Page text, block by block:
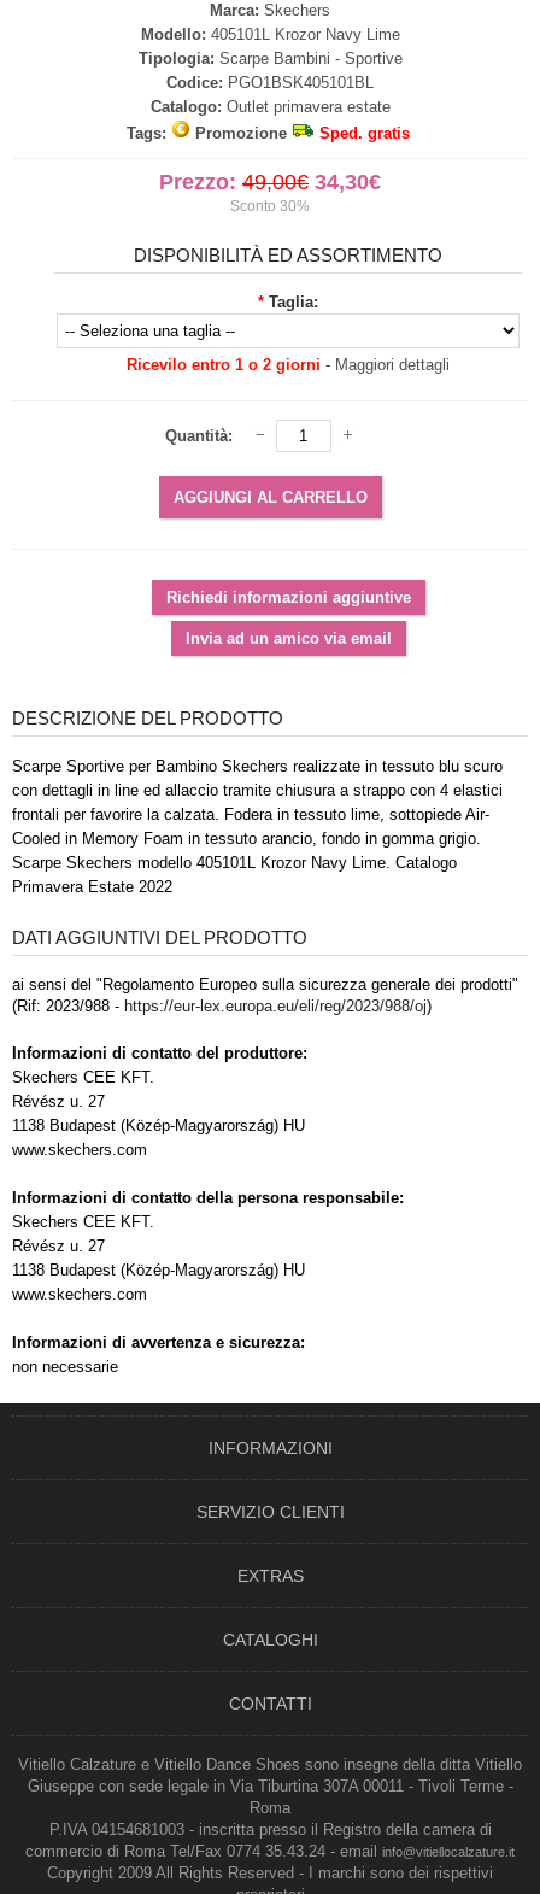
Marca: Skechers
Modello: 405101L Krozor Navy Lime
Tipologia: Scarpe Bambini - Sportive
Codice: PGO1BSK405101BL
Catalogo: Outlet primavera estate
Tags:
Promozione Sped. gratis
Prezzo: 49,00€ 34,30€
Sconto 30%
DISPONIBILITÀ ED ASSORTIMENTO
* Taglia:
Ricevilo entro 1 o 2 giorni - Maggiori dettagli
Quantità:
DESCRIZIONE DEL PRODOTTO
Scarpe Sportive per Bambino Skechers realizzate in tessuto blu scuro
con dettagli in line ed allaccio tramite chiusura a strappo con 4 elastici
frontali per favorire la calzata. Fodera in tessuto lime, sottopiede Air-
Cooled in Memory Foam in tessuto arancio, fondo in gomma grigio.
Scarpe Skechers modello 405101L Krozor Navy Lime. Catalogo
Primavera Estate 2022
DATI AGGIUNTIVI DEL PRODOTTO
ai sensi del "Regolamento Europeo sulla sicurezza generale dei prodotti"
(Rif: 2023/988 - https://eur-lex.europa.eu/eli/reg/2023/988/oj)
Informazioni di contatto del produttore:
Skechers CEE KFT.
Révész u. 27
1138 Budapest (Közép-Magyarország) HU
www.skechers.com
Informazioni di contatto della persona responsabile:
Skechers CEE KFT.
Révész u. 27
1138 Budapest (Közép-Magyarország) HU
www.skechers.com
Informazioni di avvertenza e sicurezza:
non necessarie
INFORMAZIONI
SERVIZIO CLIENTI
EXTRAS
CATALOGHI
CONTATTI
Vitiello Calzature e Vitiello Dance Shoes sono insegne della ditta Vitiello
Giuseppe con sede legale in Via Tiburtina 307A 00011 - Tivoli Terme -
Roma
P.IVA 04154681003 - inscritta presso il Registro della camera di
commercio di Roma Tel/Fax 0774 35.43.24 - email
info@vitiellocalzature.it
Copyright 2009 All Rights Reserved - I marchi sono dei rispettivi